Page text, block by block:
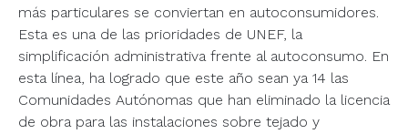
más particulares se conviertan en autoconsumidores.
Esta es una de las prioridades de UNEF, la
simplificación administrativa frente al autoconsumo. En
esta línea, ha logrado que este año sean ya 14 las
Comunidades Autónomas que han eliminado la licencia
de obra para las instalaciones sobre tejado y